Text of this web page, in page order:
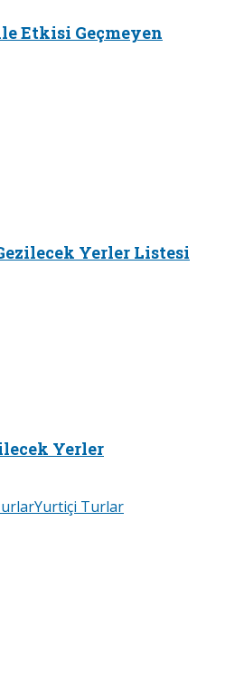
Etkisi Geçmeyen
Yerler Listesi
Yerler
Yurtiçi Turlar